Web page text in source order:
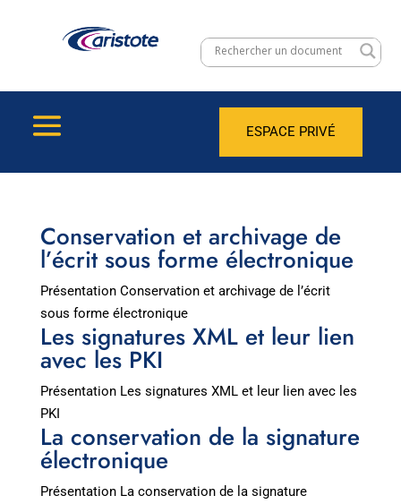
ESPACE PRIVÉ
Conservation et archivage de
l’écrit sous forme électronique
Présentation Conservation et archivage de l’écrit
sous forme électronique
Les signatures XML et leur lien
avec les PKI
Présentation Les signatures XML et leur lien avec les
PKI
La conservation de la signature
électronique
Présentation La conservation de la signature